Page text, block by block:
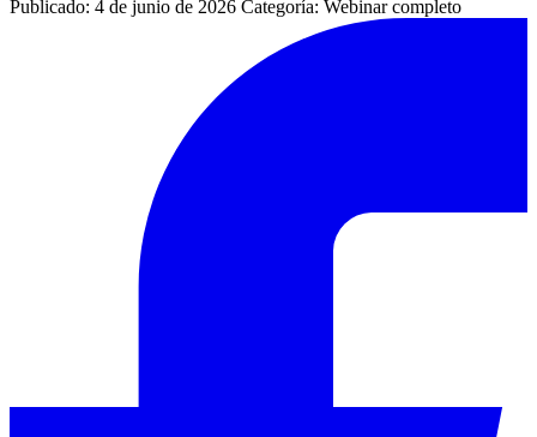
Publicado: 4 de junio de 2026 Categoría: Webinar completo